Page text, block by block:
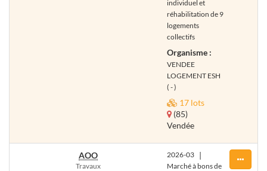
individuel et
réhabilitation de 9
logements
collectifs
Organisme :
VENDEE
LOGEMENT ESH
( - )
17 lots
(85)
Vendée
AOO
Travaux
2026-03 |
Marché à bons de